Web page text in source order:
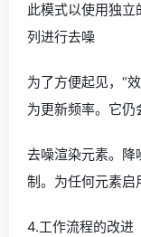
此模式以使用独
列进行去噪
为了方便起见，“
为更新频率。它
去噪渲染元素。降
制。为任何元素启
4.工作流程的改进